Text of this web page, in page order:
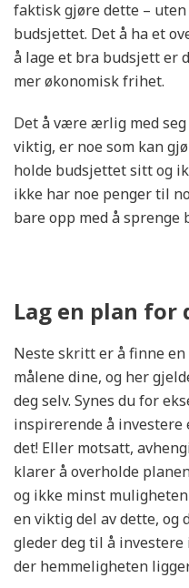
faktisk gjøre dette –
budsjettet. Det å ha et
å lage et bra budsjett er
mer økonomisk frihet.
Det å være ærlig med
viktig, er noe som kan
holde budsjettet sitt og
ikke har noe penger til
bare opp med å sprenge
Lag en plan for
Neste skritt er å finne
målene dine, og her
deg selv. Synes du for
inspirerende å investere
det! Eller motsatt,
klarer å overholde
og ikke minst
en viktig del av dette, og
gleder deg til å
der hemmeligheten